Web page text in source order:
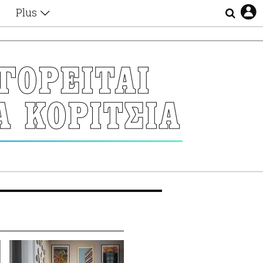
Plus
Αφιερώματα
Ζώδια
Εξομολογήσεις
Blogs
Οι Αθηναίοι
Απώλειες
Επιλογές
ΚΟΡΙΤΣΙΑ